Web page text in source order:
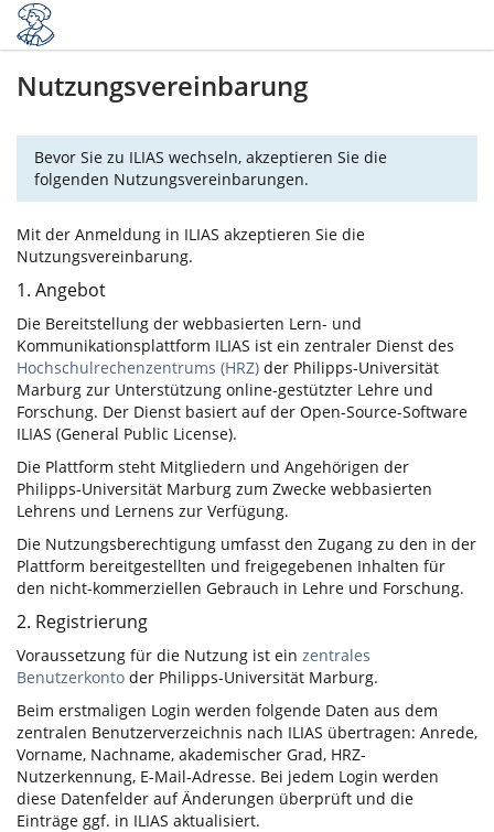
Nutzungsvereinbarung
Bevor Sie zu ILIAS wechseln, akzeptieren Sie die
folgenden Nutzungsvereinbarungen.
Mit der Anmeldung in ILIAS akzeptieren Sie die
Nutzungsvereinbarung.
1. Angebot
Die Bereitstellung der webbasierten Lern- und
Kommunikationsplattform ILIAS ist ein zentraler Dienst des
Hochschulrechenzentrums (HRZ) der Philipps-Universität
Marburg zur Unterstützung online-gestützter Lehre und
Forschung. Der Dienst basiert auf der Open-Source-Software
ILIAS (General Public License).
Die Plattform steht Mitgliedern und Angehörigen der
Philipps-Universität Marburg zum Zwecke webbasierten
Lehrens und Lernens zur Verfügung.
Die Nutzungsberechtigung umfasst den Zugang zu den in der
Plattform bereitgestellten und freigegebenen Inhalten für
den nicht-kommerziellen Gebrauch in Lehre und Forschung.
2. Registrierung
Voraussetzung für die Nutzung ist ein zentrales
Benutzerkonto der Philipps-Universität Marburg.
Beim erstmaligen Login werden folgende Daten aus dem
zentralen Benutzerverzeichnis nach ILIAS übertragen: Anrede,
Vorname, Nachname, akademischer Grad, HRZ-
Nutzerkennung, E-Mail-Adresse. Bei jedem Login werden
diese Datenfelder auf Änderungen überprüft und die
Einträge ggf. in ILIAS aktualisiert.